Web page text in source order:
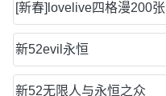
[新春]lovelive四格漫200张
新52evil永恒
新52无限人与永恒之众